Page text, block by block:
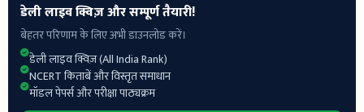
डेली लाइव क्विज़ और सम्पूर्ण तैयारी!
बेहतर परिणाम के लिए अभी डाउनलोड करें।
डेली लाइव क्विज़ (All India Rank)
NCERT किताबें और विस्तृत समाधान
मॉडल पेपर्स और परीक्षा पाठ्यक्रम